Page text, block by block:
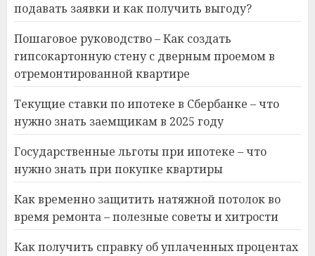
подавать заявки и как получить выгоду?
Пошаговое руководство – Как создать
гипсокартонную стену с дверным проемом в
отремонтированной квартире
Текущие ставки по ипотеке в Сбербанке – что
нужно знать заемщикам в 2025 году
Государственные льготы при ипотеке – что
нужно знать при покупке квартиры
Как временно защитить натяжной потолок во
время ремонта – полезные советы и хитрости
Как получить справку об уплаченных процентах